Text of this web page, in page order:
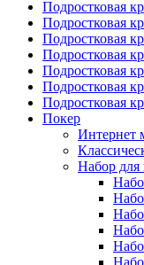
Подростковая
Подростковая
Подростковая
Подростковая
Подростковая
Подростковая
Подростковая
Покер
Интернет
Набор для